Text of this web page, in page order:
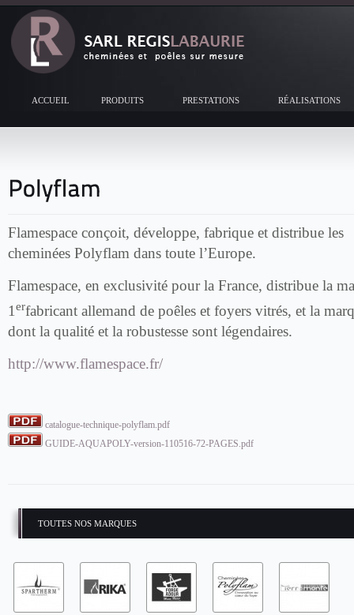
ACCUEIL PRODUITS PRESTATIONS RÉALISATIONS
Flamespace conçoit, développe, fabrique et distribue les
cheminées Polyflam dans toute l’Europe.
Flamespace, en exclusivité pour la France, distribue la
1erfabricant allemand de poêles et foyers vitrés, et la
dont la qualité et la robustesse sont légendaires.
http://www.flamespace.fr/
catalogue-technique-polyflam.pdf
GUIDE-AQUAPOLY-version-110516-72-PAGES.pdf
TOUTES NOS MARQUES